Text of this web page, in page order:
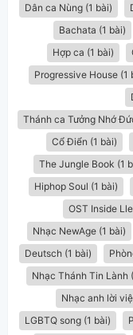
Dân ca Nùng (1 bài)
Bachata (1 bài)
Hợp ca (1 bài)
Progressive House (1
Thánh ca Tưởng Nhớ
Cổ Điển (1 bài)
The Jungle Book (1
Hiphop Soul (1 bài)
OST Inside
Nhạc NewAge (1 bài)
Deutsch (1 bài)
Nhạc Thánh Tin Lành
Nhạc anh lời
LGBTQ song (1 bài)